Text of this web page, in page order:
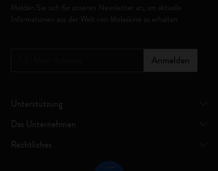
Melden Sie sich für unseren Newsletter an, um aktuelle
Informationen aus der Welt von Moleskine zu erhalten
Anmelden
Unterstützung
Das Unternehmen
Rechtliches